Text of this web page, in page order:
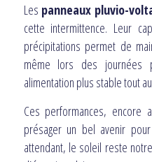
Les panneaux pluvio-
cette intermittence. Leur
précipitations permet de
même lors des journées
alimentation plus stable tout
Ces performances,
présager un bel avenir
attendant, le soleil reste